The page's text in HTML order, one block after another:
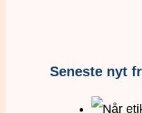
Seneste nyt